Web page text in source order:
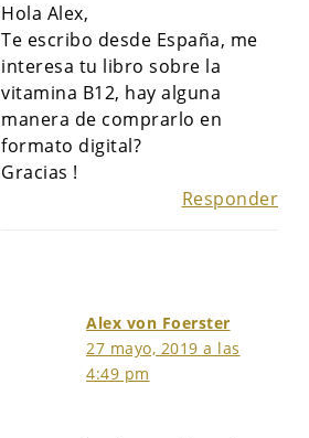
Hola Alex,
Te escribo desde España, me
interesa tu libro sobre la
vitamina B12, hay alguna
manera de comprarlo en
formato digital?
Gracias !
Responder
Alex von Foerster
27 mayo, 2019 a las
4:49 pm